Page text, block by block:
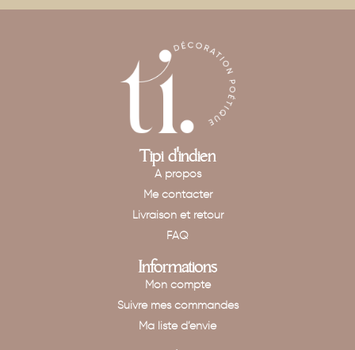
Tipi d'indien
A propos
Me contacter
Livraison et retour
FAQ
Informations
Mon compte
Suivre mes commandes
Ma liste d’envie